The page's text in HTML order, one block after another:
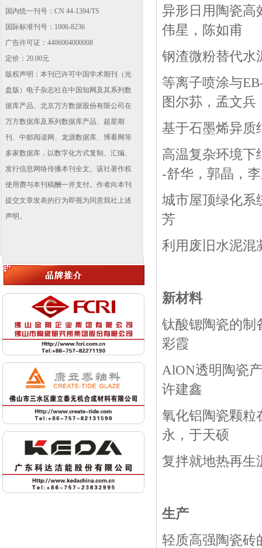
国内统一刊号：CN 44-1394/TS
国际标准刊号：1006-8236
广告许可证：4406004000008
定价：20.00元
版权声明：本刊已许可中国学术期刊（光
盘版）电子杂志社在中国知网及其系列数
据库产品、北京万方数据股份有限公司在
万方数据库及系列数据库产品、超星期
刊、中邮阅读网、龙源数据库、博看网等
多家数据库，以数字化方式复制、汇编、
发行信息网络传播本刊全文。该社著作权
使用费与本刊稿酬一并支付。作者向本刊
提交文章发表的行为即视为同意我社上述
声明。
异形日用陶瓷高
伟星，陈如甫
钢渣微粉替代水
等离子喷涂与
图尔荪，孟文兵
基于石墨烯异质
高温复杂环境下
-舒华，郭晶，
城市屋顶绿化系
芳
利用废旧水泥混
新材料
钛酸锶陶瓷的制
彩霞
AlON透明陶瓷
许建鑫
氧化铝陶瓷颗粒
永，于天硕
复拌就地热再生
生产
轻质高强陶瓷砖